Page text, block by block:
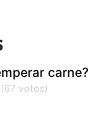
carne?